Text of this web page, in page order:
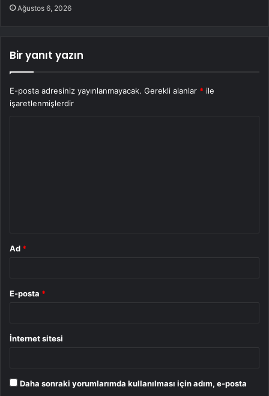
Ağustos 6, 2026
Bir yanıt yazın
E-posta adresiniz yayınlanmayacak. Gerekli alanlar * ile
işaretlenmişlerdir
Ad *
E-posta *
İnternet sitesi
Daha sonraki yorumlarımda kullanılması için adım, e-posta